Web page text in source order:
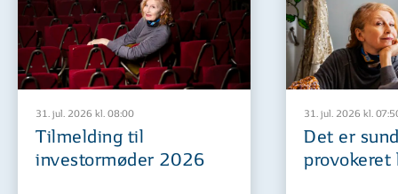
31. jul. 2026 kl. 08:00
Tilmelding til
investormøder 2026
31. jul. 2026 kl.
Det er
provokeret